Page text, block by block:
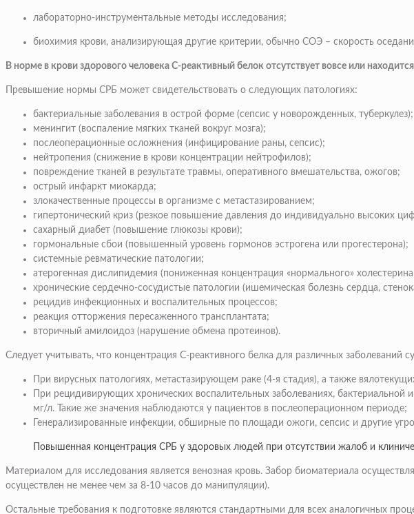
лабораторно-инструментальные методы исследования;
биохимия крови, анализирующая другие критерии, обычно СОЭ – скорость
В норме в крови здорового человека С-реактивный белок отсутствует вовсе или
Превышение нормы СРБ может свидетельствовать о следующих патологиях:
бактериальные заболевания в острой форме (сепсис у новорожденных, туберкулез);
менингит (воспаление мягких тканей вокруг мозга);
послеоперационные осложнения (инфицирование раны, сепсис);
нейтропения (снижение в крови концентрации нейтрофилов);
повреждение тканей в результате травмы, оперативного вмешательства, ожогов;
острый инфаркт миокарда;
злокачественные процессы в организме с метастазированием;
гипертонический криз (резкое повышение давления до индивидуально высоких
сахарный диабет (повышение глюкозы крови);
гормональные сбои (повышенный уровень гормонов эстрогена или прогестерона);
системные ревматические патологии;
атерогенная дислипидемия (пониженная концентрация «нормального»
хронические сердечно-сосудистые патологии (ишемическая болезнь сердца,
рецидив инфекционных и воспалительных процессов;
реакция отторжения пересаженного трансплантата;
вторичный амилоидоз (нарушение обмена протеинов).
Следует учитывать, что концентрация С-реактивного белка для различных заболеваний
При вирусных патологиях, метастазирующем раке (4-я стадия), а также
При рецидивирующих хронических воспалительных заболеваниях,
мг/л. Такие же значения наблюдаются у пациентов в послеоперационном периоде;
Генерализированные инфекции, обширные по площади ожоги, сепсис и другие
Повышенная концентрация СРБ у здоровых людей при отсутствии жалоб и
Материалом для исследования является венозная кровь. Забор биоматериала
осуществлен не менее чем за 8-10 часов до манипуляции).
Остальные требования к подготовке являются стандартными для всех аналогичных